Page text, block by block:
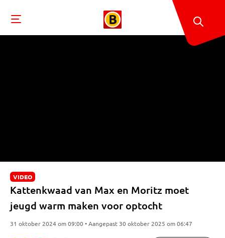
VIDEO
Kattenkwaad van Max en Moritz moet
jeugd warm maken voor optocht
31 oktober 2024 om 09:00 • Aangepast 30 oktober 2025 om 06:47